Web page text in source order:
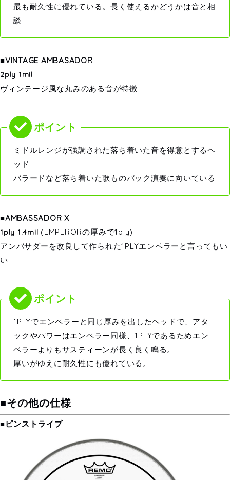
最も耐久性に優れている。長く使えるかどうかは音と相
談
■VINTAGE AMBASADOR
2ply 1mil
ヴィンテージ風な丸みのある音が特徴
ミドルレンジが強調された落ち着いた音を得意とするヘ
ッド
バラードなど落ち着いた歌ものバック演奏に向いている
■AMBASSADOR X
1ply 1.4mil (EMPERORの厚みで1ply)
アンバサダーを改良して作られた1PLYエンペラーと言ってもい
い
1PLYでエンペラーと同じ厚みを出したヘッドで、アタ
ックやパワーはエンペラー同様、1PLYであるためエン
ペラーよりもサスティーンが長く良く鳴る。
厚いがゆえに耐久性にも優れている。
■その他の仕様
■ピンストライプ